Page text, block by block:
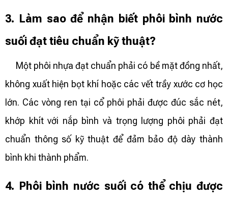
3. Làm sao để nhận biết phôi bình nước
suối đạt tiêu chuẩn kỹ thuật?
Một phôi nhựa đạt chuẩn phải có bề mặt đồng nhất,
không xuất hiện bọt khí hoặc các vết trầy xước cơ học
lớn. Các vòng ren tại cổ phôi phải được đúc sắc nét,
khớp khít với nắp bình và trọng lượng phôi phải đạt
chuẩn thông số kỹ thuật để đảm bảo độ dày thành
bình khi thành phẩm.
4. Phôi bình nước suối có thể chịu được